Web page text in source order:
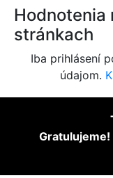
Hodnotenia
stránkach
Iba prihlásení
údajom.
Gratulujeme!